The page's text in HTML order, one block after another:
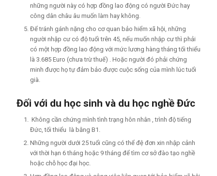
những người này có hợp đồng lao động có người Đức hay
công dân châu âu muốn làm hay không.
Để tránh gánh nặng cho cơ quan bảo hiểm xã hội, những
người nhập cư có độ tuổi trên 45, nếu muốn nhập cư thì phải
có một hợp đồng lao động với mức lương hàng tháng tối thiểu
là 3.685 Euro (chưa trừ thuế) . Hoặc người đó phải chứng
minh được họ tự đảm bảo được cuộc sống của mình lúc tuổi
già.
Đối với du học sinh và du học nghề Đức
Không cần chứng mình tình trạng hôn nhân , trình độ tiếng
Đức, tối thiểu là bằng B1.
Những người dưới 25 tuổi cũng có thể đệ đơn xin nhập cảnh
với thời hạn 6 tháng hoặc 9 tháng để tìm cơ sở đào tạo nghề
hoặc chỗ học đại học.